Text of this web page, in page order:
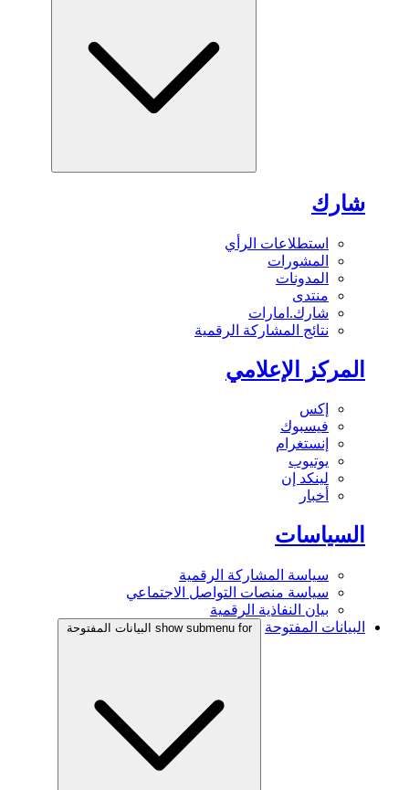
شارك
استطلاعات الرأي
المشورات
المدونات
منتدى
شارك.امارات
نتائج المشاركة الرقمية
المركز الإعلامي
إكس
فيسبوك
إنستغرام
يوتيوب
لينكد إن
أخبار
السياسات
سياسة المشاركة الرقمية
سياسة منصات التواصل الاجتماعي
بيان النفاذية الرقمية
البيانات المفتوحة
show submenu for البيانات المفتوحة